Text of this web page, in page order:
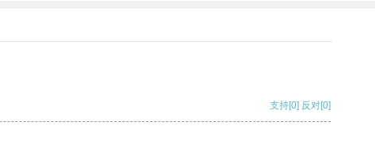
支持[0] 反对[0]